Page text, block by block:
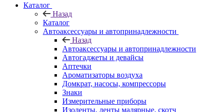
Каталог
Назад
Каталог
Автоаксессуары и автопринадлежности
Назад
Автоаксессуары и автопринадлежности
Автогаджеты и девайсы
Аптечки
Ароматизаторы воздуха
Домкрат, насосы, компрессоры
Знаки
Измерительные приборы
Изоленты, ленты малярные, скотч